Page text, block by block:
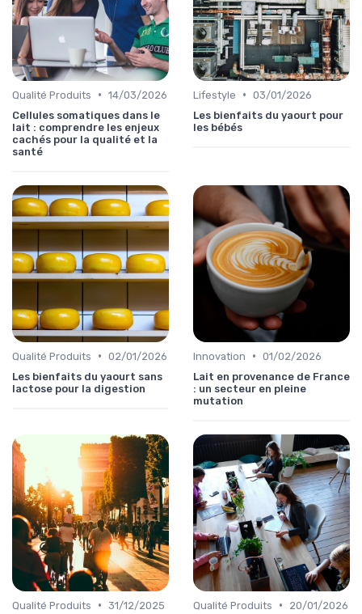
Qualité Produits • 14/03/2026
Cellules somatiques dans le
lait : comprendre les enjeux
cachés pour la qualité et la
santé
Lifestyle • 03/01/2026
Les bienfaits du yaourt pour
les bébés
Qualité Produits • 02/01/2026
Les bienfaits du yaourt sans
lactose pour la digestion
Innovation • 01/02/2026
Lait en provenance de France
: un secteur en pleine
mutation
Qualité Produits • 31/12/2025
Qualité Produits •
20/01/2026